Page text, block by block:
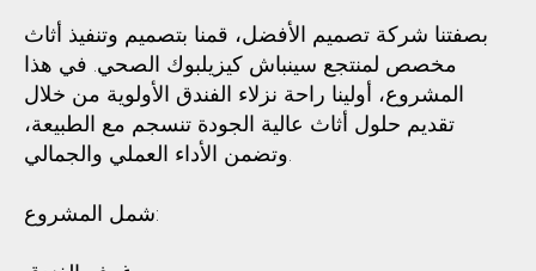
بصفتنا شركة تصميم الأفضل، قمنا بتصميم وتنفيذ أثاث
مخصص لمنتجع سينباش كيزيلبوك الصحي. في هذا
المشروع، أولينا راحة نزلاء الفندق الأولوية من خلال
تقديم حلول أثاث عالية الجودة تنسجم مع الطبيعة،
وتضمن الأداء العملي والجمالي.
شمل المشروع: